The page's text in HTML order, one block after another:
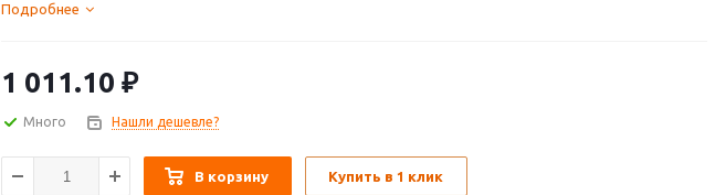
цвета. Размеры: 300 х 150 х 135 мм. Защищен от проникновения пыли и вертикальных капель (IP31).
Подробнее
1 011.10 ₽
Много Нашли дешевле?
В корзину Купить в 1 клик